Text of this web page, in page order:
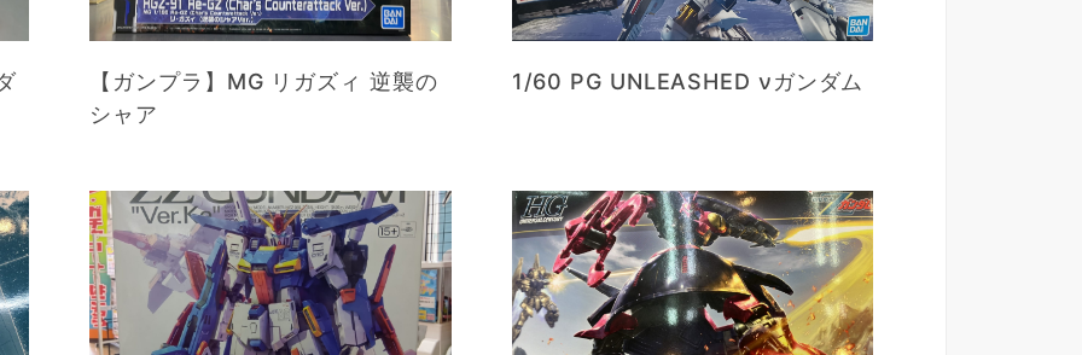
【ガンプラ】MG リガズィ 逆襲の
シャア
1/60 PG UNLEASHED νガンダム